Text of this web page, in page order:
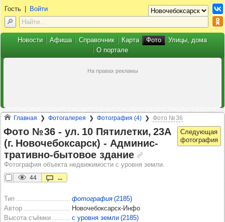
Главная Фотогалерея Фотография (4) Фото № 36
Фото № 36 -​ ул. 10 Пяти­летки, 23А
(г. Ново­че­бок­сарск) -​ Адми­нис­
тра­тивно-быто­вое зда­ние
Фотография объекта недвижимости с уровня земли.
44 ...
Тип фотография (2185)
Автор
Новочебоксарск-Инфо
Высота съёмки
с уровня земли (2185)
Гость| Войти
Новости Афиша Справочник Карта Фото
Улицы, дома
О портале